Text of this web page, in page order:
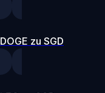
DOGE zu SGD